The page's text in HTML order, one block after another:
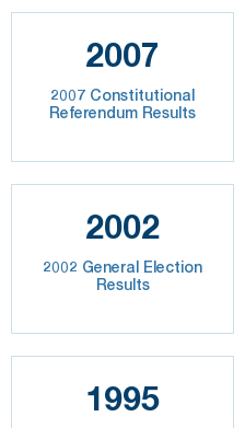
2007
2007 Constitutional
Referendum Results
2002
2002 General Election
Results
1995